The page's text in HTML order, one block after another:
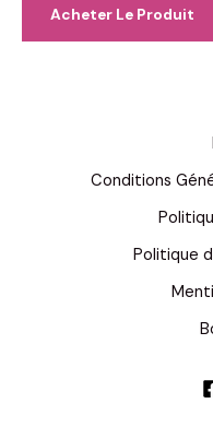
était :
99,00 €.
est :
69,00 €.
Acheter Le Produit
Conditions
Politique